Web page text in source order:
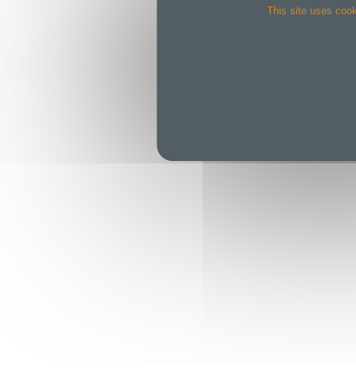
This site uses